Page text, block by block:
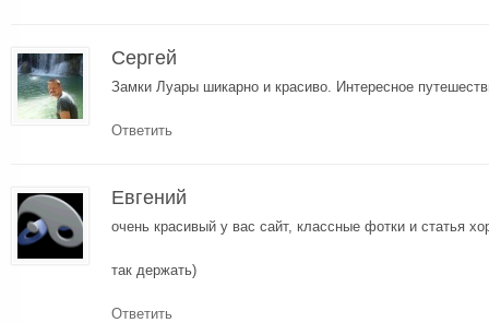
Сергей
Замки Луары шикарно и красиво. Интересное
Ответить
Евгений
очень красивый у вас сайт, классные фотки и статья
так держать)
Ответить